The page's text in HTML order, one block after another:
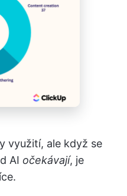
využití, ale když se
AI očekávají, je